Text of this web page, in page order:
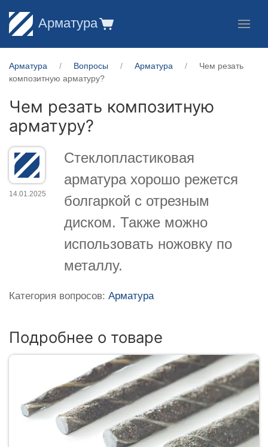
Арматура
Арматура Вопросы Арматура
Чем резать
композитную арматуру?
Чем резать композитную
арматуру?
14.01.2025
Стеклопластиковая
арматура хорошо режется
болгаркой с отрезным
диском. Также можно
использовать ножовку по
металлу.
Категория вопросов: Арматура
Подробнее о товаре